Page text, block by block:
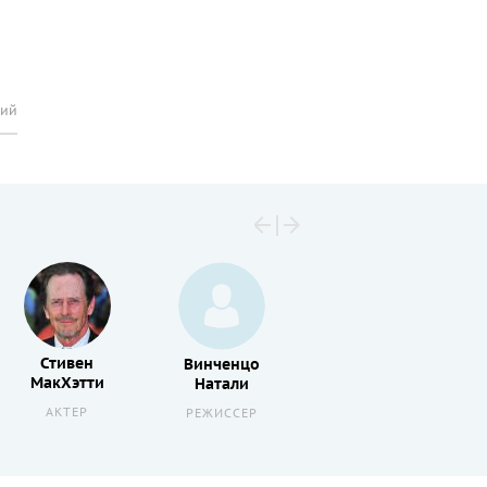
Стивен
МакХэтти
АКТЕР
Винченцо
Натали
РЕЖИССЕР